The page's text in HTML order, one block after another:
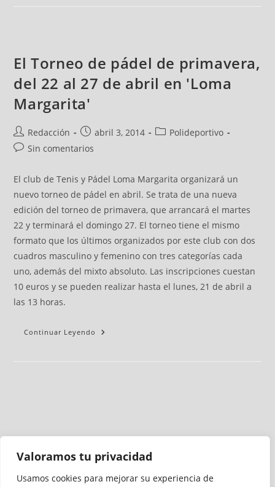
Valoramos tu privacidad
Usamos cookies para mejorar su experiencia de
El Torneo de pádel de primavera,
del 22 al 27 de abril en 'Loma
Margarita'
Redacción abril 3, 2014
Polideportivo
Sin comentarios
El club de Tenis y Pádel Loma Margarita organizará un
nuevo torneo de pádel en abril. Se trata de una nueva
edición del torneo de primavera, que arrancará el martes
22 y terminará el domingo 27. El torneo tiene el mismo
formato que los últimos organizados por este club con dos
cuadros masculino y femenino con tres categorías cada
uno, además del mixto absoluto. Las inscripciones cuestan
10 euros y se pueden realizar hasta el lunes, 21 de abril a
las 13 horas.
Continuar Leyendo